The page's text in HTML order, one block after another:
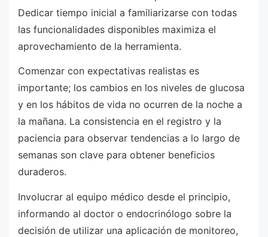
Dedicar tiempo inicial a familiarizarse con todas
las funcionalidades disponibles maximiza el
aprovechamiento de la herramienta.
Comenzar con expectativas realistas es
importante; los cambios en los niveles de glucosa
y en los hábitos de vida no ocurren de la noche a
la mañana. La consistencia en el registro y la
paciencia para observar tendencias a lo largo de
semanas son clave para obtener beneficios
duraderos.
Involucrar al equipo médico desde el principio,
informando al doctor o endocrinólogo sobre la
decisión de utilizar una aplicación de monitoreo,